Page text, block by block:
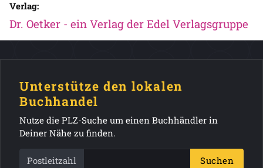
Verlag:
Dr. Oetker - ein Verlag der Edel Verlagsgruppe
Unterstütze den lokalen
Buchhandel
Nutze die PLZ-Suche um einen Buchhändler in
Deiner Nähe zu finden.
Postleitzahl Suchen